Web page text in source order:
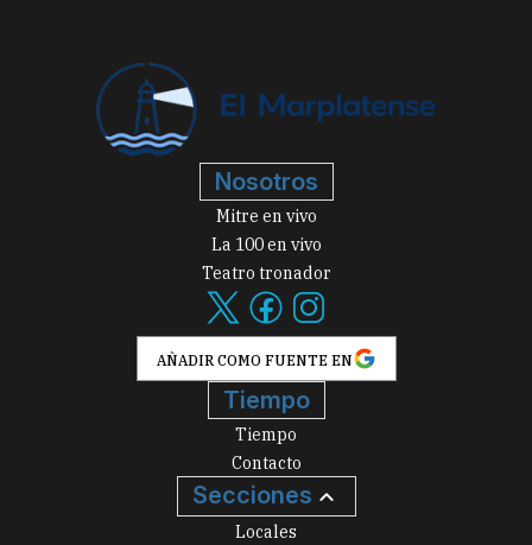
Nosotros
Mitre en vivo
La 100 en vivo
Teatro tronador
AÑADIR COMO FUENTE EN
Tiempo
Tiempo
Contacto
Secciones
Locales